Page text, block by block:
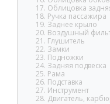
17. Облицовка
18. Ручка пассажира
19. Заднее крыло
20. Воздушный
21. Глушитель
22. Замки
23. Подножки
24. Задняя подвеска
25. Рама
26. Подставка
27. Инструмент
28. Двигатель,